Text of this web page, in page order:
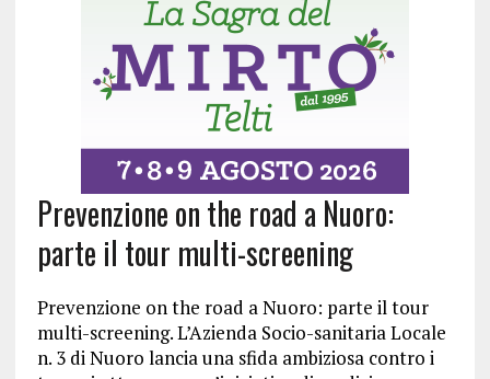
Prevenzione on the road a Nuoro:
parte il tour multi-screening
Prevenzione on the road a Nuoro: parte il tour
multi-screening. L’Azienda Socio-sanitaria Locale
n. 3 di Nuoro lancia una sfida ambiziosa contro i